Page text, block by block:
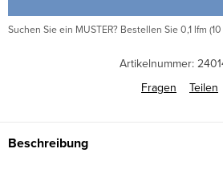
Suchen Sie ein MUSTER? Bestellen Sie 0,1 lfm
Artikelnummer:
Fragen
Teilen
Beschreibung